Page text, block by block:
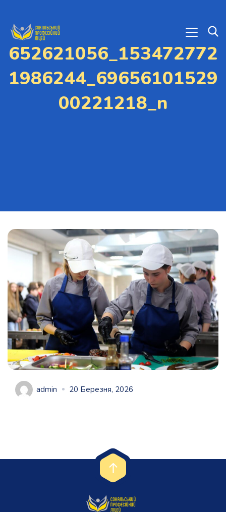
652621056_153472772
1986244_69656101529
00221218_n
admin 20 Березня, 2026